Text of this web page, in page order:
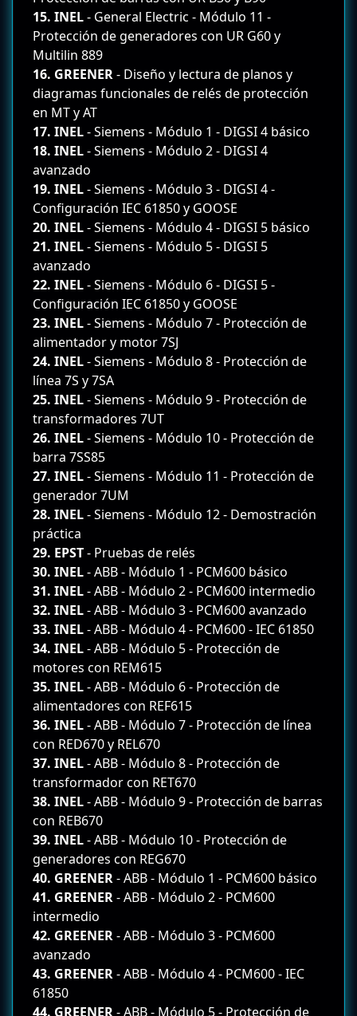
15. INEL- General Electric - Módulo 11 -
Protección de generadores con UR G60 y
Multilin 889
16. GREENER- Diseño y lectura de planos y
diagramas funcionales de relés de protección
en MT y AT
17. INEL- Siemens - Módulo 1 - DIGSI 4 básico
18. INEL- Siemens - Módulo 2 - DIGSI 4
avanzado
19. INEL- Siemens - Módulo 3 - DIGSI 4 -
Configuración IEC 61850 y GOOSE
20. INEL- Siemens - Módulo 4 - DIGSI 5 básico
21. INEL- Siemens - Módulo 5 - DIGSI 5
avanzado
22. INEL- Siemens - Módulo 6 - DIGSI 5 -
Configuración IEC 61850 y GOOSE
23. INEL- Siemens - Módulo 7 - Protección de
alimentador y motor 7SJ
24. INEL- Siemens - Módulo 8 - Protección de
línea 7S y 7SA
25. INEL- Siemens - Módulo 9 - Protección de
transformadores 7UT
26. INEL- Siemens - Módulo 10 - Protección de
barra 7SS85
27. INEL- Siemens - Módulo 11 - Protección de
generador 7UM
28. INEL- Siemens - Módulo 12 - Demostración
práctica
29. EPST- Pruebas de relés
30. INEL- ABB - Módulo 1 - PCM600 básico
31. INEL- ABB - Módulo 2 - PCM600 intermedio
32. INEL- ABB - Módulo 3 - PCM600 avanzado
33. INEL- ABB - Módulo 4 - PCM600 - IEC 61850
34. INEL- ABB - Módulo 5 - Protección de
motores con REM615
35. INEL- ABB - Módulo 6 - Protección de
alimentadores con REF615
36. INEL- ABB - Módulo 7 - Protección de línea
con RED670 y REL670
37. INEL- ABB - Módulo 8 - Protección de
transformador con RET670
38. INEL- ABB - Módulo 9 - Protección de barras
con REB670
39. INEL- ABB - Módulo 10 - Protección de
generadores con REG670
40. GREENER- ABB - Módulo 1 - PCM600 básico
41. GREENER- ABB - Módulo 2 - PCM600
intermedio
42. GREENER- ABB - Módulo 3 - PCM600
avanzado
43. GREENER- ABB - Módulo 4 - PCM600 - IEC
61850
44. GREENER- ABB - Módulo 5 - Protección de